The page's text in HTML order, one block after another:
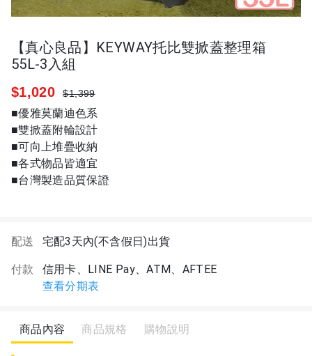
【真心良品】KEYWAY托比雙掀蓋整理箱
55L-3入組
$1,020 $1,399
■優雅莫蘭迪色系
■雙掀蓋附輪設計
■可向上堆疊收納
■各式物品皆適宜
■台灣製造品質保證
配送 宅配3天內(不含假日)出貨
付款
信用卡、LINE Pay、ATM、AFTEE
查看分期表
商品內容 商品規格 購物說明